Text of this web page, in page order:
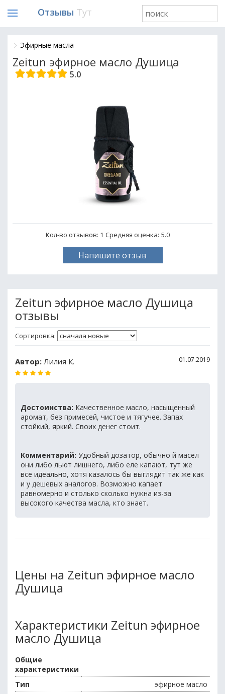
Отзывы Тут
Эфирные масла
Zeitun эфирное масло Душица
5.0
Кол-во отзывов: 1 Средняя оценка: 5.0
Напишите отзыв
Zeitun эфирное масло Душица
отзывы
Сортировка:
Автор: Лилия К. 01.07.2019
Достоинства: Качественное масло, насыщенный
аромат, без примесей, чистое и тягучее. Запах
стойкий, яркий. Своих денег стоит.
Комментарий: Удобный дозатор, обычно й масел
они либо льют лишнего, либо еле капают, тут же
все идеально, хотя казалось бы выглядит так же как
и у дешевых аналогов. Возможно капает
равномерно и столько сколько нужна из-за
высокого качества масла, кто знает.
Цены на Zeitun эфирное масло
Душица
Характеристики Zeitun эфирное
масло Душица
Общие
характеристики
Тип
эфирное масло